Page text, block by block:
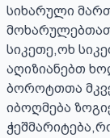
სიხარული
სიკეთე,ოხ
აღიზიანებთ
ბოროტთთა
იბოღმება